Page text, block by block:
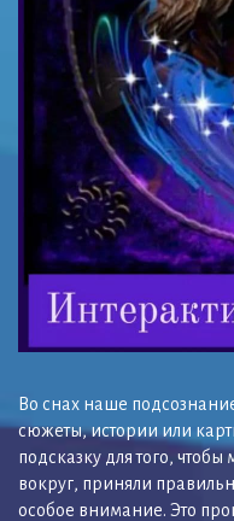
Во снах наше
сюжеты, истории или
подсказку для того,
вокруг, приняли
особое внимание. Это